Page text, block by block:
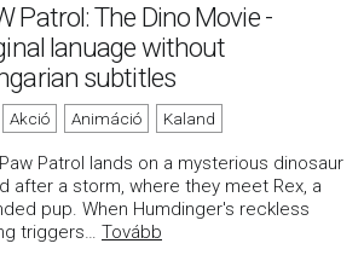
Patrol: The Dino Movie -
lanuage without
subtitles
Akció Animáció Kaland
Patrol lands on a mysterious dinosaur
after a storm, where they meet Rex, a
pup. When Humdinger's reckless
triggers… Tovább